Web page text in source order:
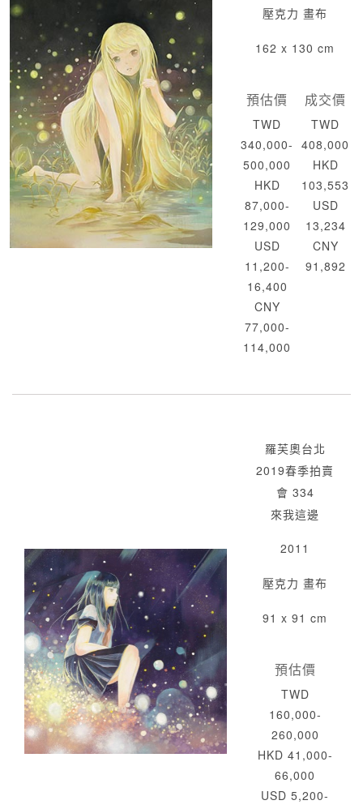
壓克力 畫布
162 x 130 cm
預估價
TWD
340,000-
500,000
HKD
87,000-
129,000
USD
11,200-
16,400
CNY
77,000-
114,000
成交價
TWD
408,000
HKD
103,553
USD
13,234
CNY
91,892
羅芙奧台北
2019春季拍賣
會 334
來我這邊
2011
壓克力 畫布
91 x 91 cm
預估價
TWD
160,000-
260,000
HKD 41,000-
66,000
USD 5,200-